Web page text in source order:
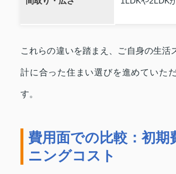
これらの違いを踏まえ、ご自身の生活
計に合った住まい選びを進めていた
す。
費用面での比較：初期
ニングコスト